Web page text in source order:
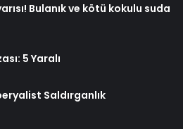
Bulanık ve kötü kokulu suda
5 Yaralı
Saldırganlık